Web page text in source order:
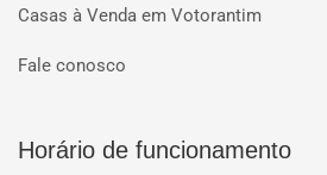
Casas à Venda em Votorantim
Fale conosco
Horário de funcionamento